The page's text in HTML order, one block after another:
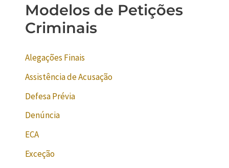
Modelos de Petições
Criminais
Alegações Finais
Assistência de Acusação
Defesa Prévia
Denúncia
ECA
Exceção